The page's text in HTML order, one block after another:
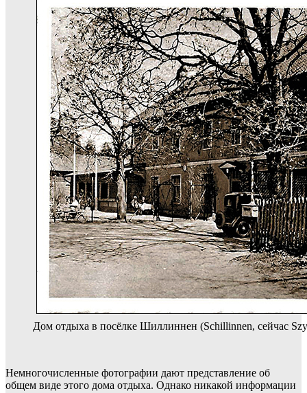
Дом отдыха в посёлке Шиллиннен (Schillinnen, сейчас
Немногочисленные фотографии дают представление об
общем виде этого дома отдыха. Однако никакой информации